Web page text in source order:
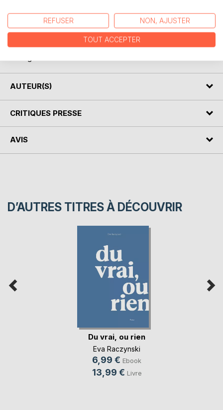
des poésies composées par les auteurs du cercle des
poètes du
AUTEUR(S)
CRITIQUES PRESSE
AVIS
D’AUTRES TITRES À DÉCOUVRIR
Du vrai, ou rien
Eva Raczynski
6,99 € Ebook
13,99 € Livre
REFUSER NON, AJUSTER
TOUT ACCEPTER